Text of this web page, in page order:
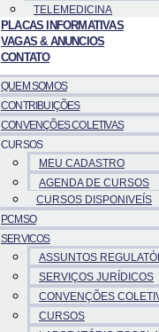
TELEMEDICINA
PLACAS INFORMATIVAS
VAGAS & ANUNCIOS
CONTATO
QUEM SOMOS
CONTRIBUIÇÕES
CONVENÇÕES COLETIVAS
CURSOS
MEU CADASTRO
AGENDA DE CURSOS
CURSOS DISPONIVEÍS
PCMSO
SERVICOS
ASSUNTOS
SERVIÇOS JURÍDICOS
CONVENÇÕES
CURSOS